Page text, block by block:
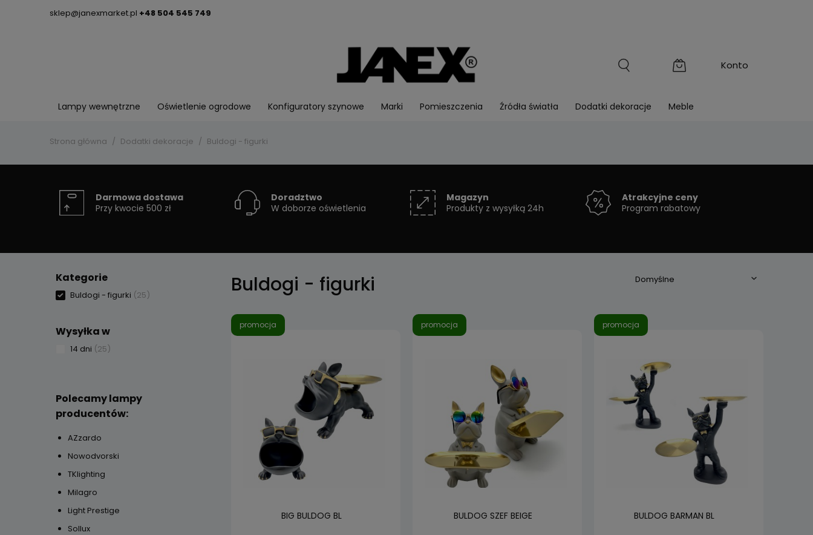
sklep@janexmarket.pl +48 504 545 749
Lampy wewnętrzne Oświetlenie ogrodowe Konfiguratory szynowe Marki Pomieszczenia Źródła światła Dodatki dekoracje Meble
Strona główna Dodatki dekoracje Buldogi - figurki
Darmowa dostawa
Przy kwocie 500 zł
Doradztwo
W doborze oświetlenia
Magazyn
Produkty z wysyłką 24h
Atrakcyjne ceny
Program rabatowy
Kategorie
Buldogi - figurki (25)
Wysyłka w
14 dni (25)
Polecamy lampy
producentów:
AZzardo
Nowodvorski
TKlighting
Milagro
Light Prestige
Sollux
Buldogi - figurki
BIG BULDOG BL
promocja
BULDOG SZEF BEIGE
promocja
BULDOG BARMAN BL
promocja